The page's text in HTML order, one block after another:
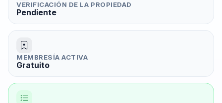
VERIFICACIÓN DE LA PROPIEDAD
Pendiente
MEMBRESÍA ACTIVA
Gratuito